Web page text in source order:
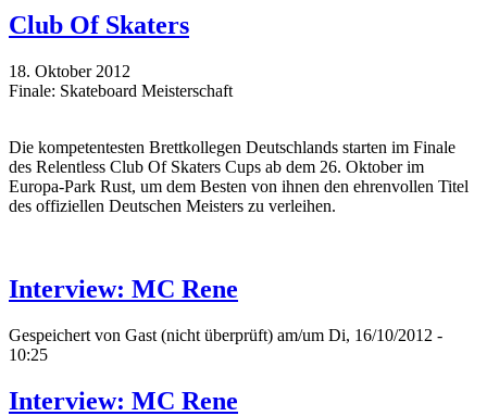
Club Of Skaters
18. Oktober 2012
Finale: Skateboard Meisterschaft
Die kompetentesten Brettkollegen Deutschlands starten im Finale
des Relentless Club Of Skaters Cups ab dem 26. Oktober im
Europa-Park Rust, um dem Besten von ihnen den ehrenvollen Titel
des offiziellen Deutschen Meisters zu verleihen.
Interview: MC Rene
Gespeichert von Gast (nicht überprüft) am/um Di, 16/10/2012 -
10:25
Interview: MC Rene